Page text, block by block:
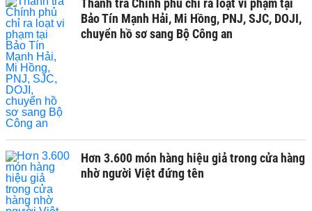
Thanh tra Chính phủ chỉ ra loạt vi phạm tại
Bảo Tín Mạnh Hải, Mi Hồng, PNJ, SJC, DOJI,
chuyển hồ sơ sang Bộ Công an
Hơn 3.600 món hàng hiệu giả trong cửa hàng
nhờ người Việt đứng tên